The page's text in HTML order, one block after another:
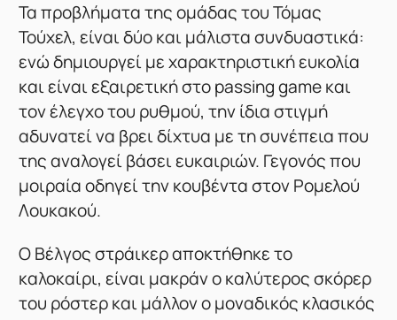
Τα προβλήματα της ομάδας του Τόμας
Τούχελ, είναι δύο και μάλιστα συνδυαστικά:
ενώ δημιουργεί με χαρακτηριστική ευκολία
και είναι εξαιρετική στο passing game και
τον έλεγχο του ρυθμού, την ίδια στιγμή
αδυνατεί να βρει δίχτυα με τη συνέπεια που
της αναλογεί βάσει ευκαιριών. Γεγονός που
μοιραία οδηγεί την κουβέντα στον Ρομελού
Λουκακού.
Ο Βέλγος στράικερ αποκτήθηκε το
καλοκαίρι, είναι μακράν ο καλύτερος σκόρερ
του ρόστερ και μάλλον ο μοναδικός κλασικός